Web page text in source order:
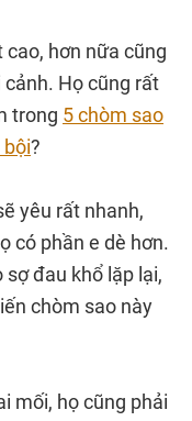
cao, hơn nữa cũng
cảnh. Họ cũng rất
trong 5 chòm sao
?
yêu rất nhanh,
có phần e dè hơn.
đau khổ lặp lại,
chòm sao này
mối, họ cũng phải